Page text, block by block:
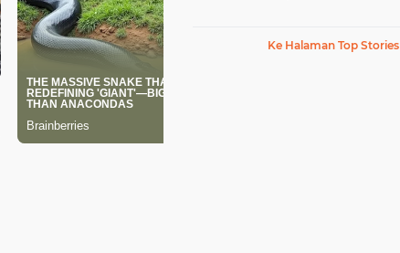
Ke Halaman Top Stories